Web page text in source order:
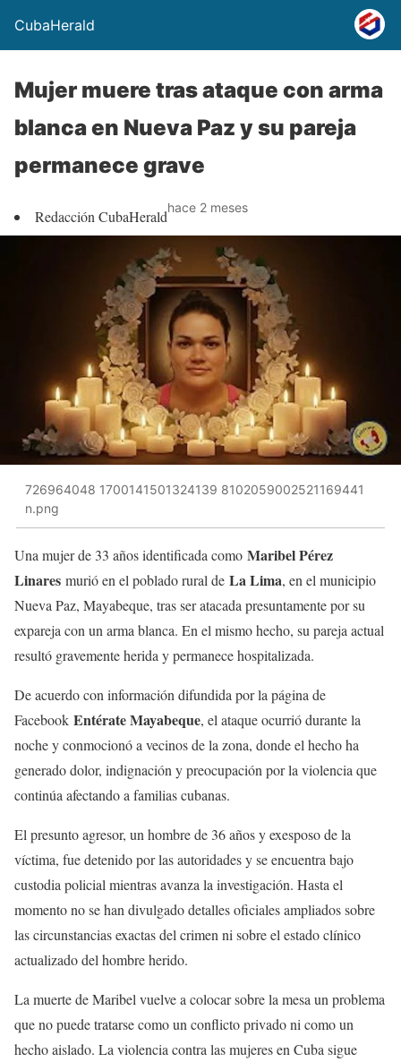
CubaHerald
Mujer muere tras ataque con arma
blanca en Nueva Paz y su pareja
permanece grave
Redacción CubaHeraldhace 2 meses
726964048 1700141501324139 8102059002521169441
n.png
Una mujer de 33 años identificada como Maribel Pérez
Linares murió en el poblado rural de La Lima, en el municipio
Nueva Paz, Mayabeque, tras ser atacada presuntamente por su
expareja con un arma blanca. En el mismo hecho, su pareja actual
resultó gravemente herida y permanece hospitalizada.
De acuerdo con información difundida por la página de
Facebook Entérate Mayabeque, el ataque ocurrió durante la
noche y conmocionó a vecinos de la zona, donde el hecho ha
generado dolor, indignación y preocupación por la violencia que
continúa afectando a familias cubanas.
El presunto agresor, un hombre de 36 años y exesposo de la
víctima, fue detenido por las autoridades y se encuentra bajo
custodia policial mientras avanza la investigación. Hasta el
momento no se han divulgado detalles oficiales ampliados sobre
las circunstancias exactas del crimen ni sobre el estado clínico
actualizado del hombre herido.
La muerte de Maribel vuelve a colocar sobre la mesa un problema
que no puede tratarse como un conflicto privado ni como un
hecho aislado. La violencia contra las mujeres en Cuba sigue